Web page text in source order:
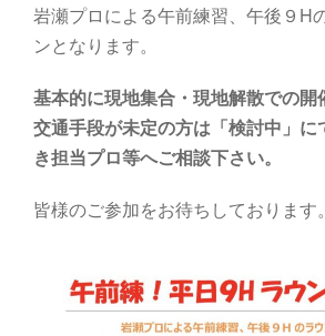
岩瀬プロによる午前練習、午後９H
ンとなります。
基本的に現地集合・現地解散での開
交通手段が未定の方は「検討中」に
き担当プロ等へご相談下さい。
皆様のご参加をお待ちしております。